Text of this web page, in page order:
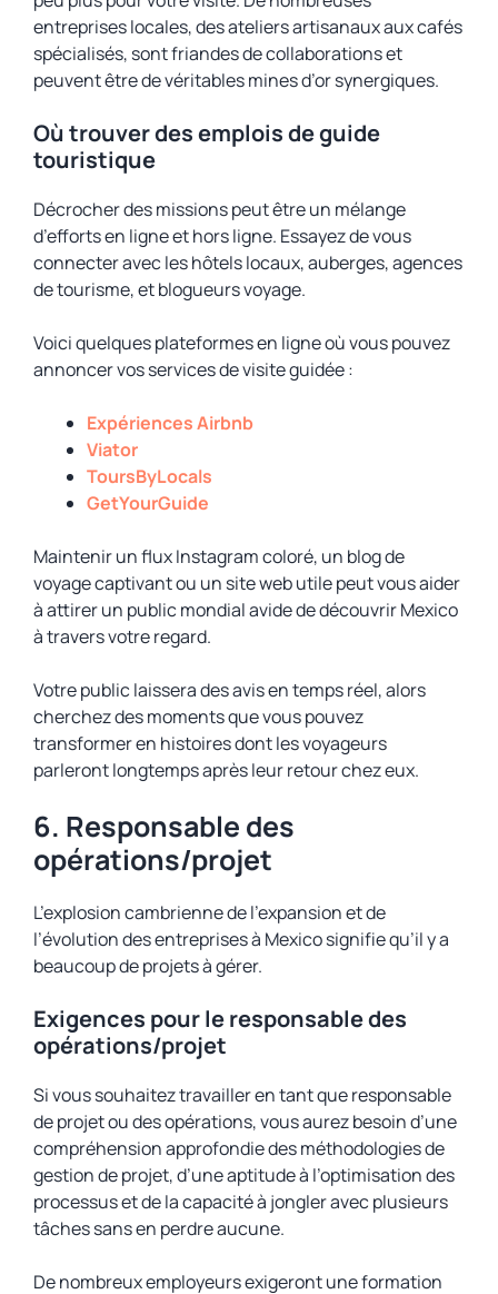
entreprises locales, des ateliers artisanaux aux cafés
spécialisés, sont friandes de collaborations et
peuvent être de véritables mines d’or synergiques.
Où trouver des emplois de guide
touristique
Décrocher des missions peut être un mélange
d’efforts en ligne et hors ligne. Essayez de vous
connecter avec les hôtels locaux, auberges, agences
de tourisme, et blogueurs voyage.
Voici quelques plateformes en ligne où vous pouvez
annoncer vos services de visite guidée :
Expériences Airbnb
Viator
ToursByLocals
GetYourGuide
Maintenir un flux Instagram coloré, un blog de
voyage captivant ou un site web utile peut vous aider
à attirer un public mondial avide de découvrir Mexico
à travers votre regard.
Votre public laissera des avis en temps réel, alors
cherchez des moments que vous pouvez
transformer en histoires dont les voyageurs
parleront longtemps après leur retour chez eux.
6. Responsable des
opérations/projet
L’explosion cambrienne de l’expansion et de
l’évolution des entreprises à Mexico signifie qu’il y a
beaucoup de projets à gérer.
Exigences pour le responsable des
opérations/projet
Si vous souhaitez travailler en tant que responsable
de projet ou des opérations, vous aurez besoin d’une
compréhension approfondie des méthodologies de
gestion de projet, d’une aptitude à l’optimisation des
processus et de la capacité à jongler avec plusieurs
tâches sans en perdre aucune.
De nombreux employeurs exigeront une formation